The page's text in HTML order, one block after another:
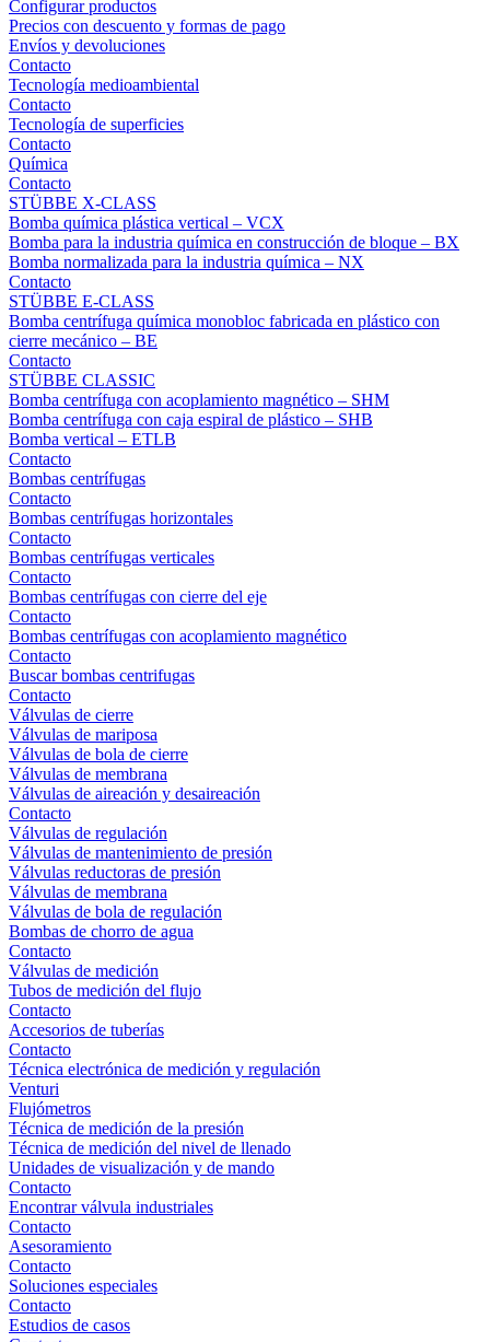
Configurar productos
Precios con descuento y formas de pago
Envíos y devoluciones
Contacto
Tecnología medioambiental
Contacto
Tecnología de superficies
Contacto
Química
Contacto
STÜBBE X-CLASS
Bomba química plástica vertical – VCX
Bomba para la industria química en construcción de bloque – BX
Bomba normalizada para la industria química – NX
Contacto
STÜBBE E-CLASS
Bomba centrífuga química monobloc fabricada en plástico con
cierre mecánico – BE
Contacto
STÜBBE CLASSIC
Bomba centrífuga con acoplamiento magnético – SHM
Bomba centrífuga con caja espiral de plástico – SHB
Bomba vertical – ETLB
Contacto
Bombas centrífugas
Contacto
Bombas centrífugas horizontales
Contacto
Bombas centrífugas verticales
Contacto
Bombas centrífugas con cierre del eje
Contacto
Bombas centrífugas con acoplamiento magnético
Contacto
Buscar bombas centrifugas
Contacto
Válvulas de cierre
Válvulas de mariposa
Válvulas de bola de cierre
Válvulas de membrana
Válvulas de aireación y desaireación
Contacto
Válvulas de regulación
Válvulas de mantenimiento de presión
Válvulas reductoras de presión
Válvulas de membrana
Válvulas de bola de regulación
Bombas de chorro de agua
Contacto
Válvulas de medición
Tubos de medición del flujo
Contacto
Accesorios de tuberías
Contacto
Técnica electrónica de medición y regulación
Venturi
Flujómetros
Técnica de medición de la presión
Técnica de medición del nivel de llenado
Unidades de visualización y de mando
Contacto
Encontrar válvula industriales
Contacto
Asesoramiento
Contacto
Soluciones especiales
Contacto
Estudios de casos